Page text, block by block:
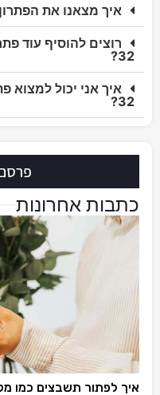
איך מצאנו את הפתרון
רוצים להוסיף עוד
32?
איך אני יכול למצוא
32?
כתבות אחרונות
איך לפתור תשבצים כמו